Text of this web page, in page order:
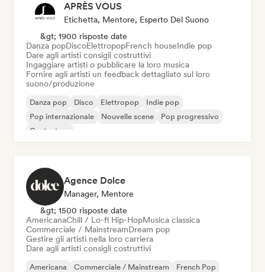
APRÈS VOUS
Etichetta, Mentore, Esperto Del Suono
&gt; 1900 risposte date
Danza popDiscoElettropopFrench houseIndie pop
Dare agli artisti consigli costruttivi
Ingaggiare artisti o pubblicare la loro musica
Fornire agli artisti un feedback dettagliato sul loro
suono/produzione
Danza pop Disco Elettropop
Indie pop
Pop internazionale
Nouvelle scene
Pop progressivo
Cantautore
Agence Dolce
Manager, Mentore
&gt; 1500 risposte date
AmericanaChill / Lo-fi Hip-HopMusica classica
Commerciale / MainstreamDream pop
Gestire gli artisti nella loro carriera
Dare agli artisti consigli costruttivi
Americana Commerciale / Mainstream
French Pop